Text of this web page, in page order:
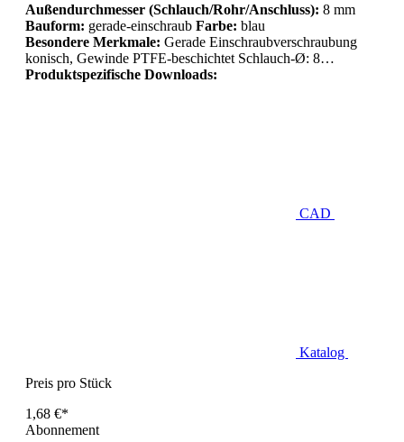
Außendurchmesser (Schlauch/Rohr/Anschluss): 8 mm
Bauform: gerade-einschraub Farbe: blau
Besondere Merkmale: Gerade Einschraubverschraubung
konisch, Gewinde PTFE-beschichtet Schlauch-Ø: 8…
Produktspezifische Downloads:
CAD
Katalog
Preis pro Stück
1,68 €*
Abonnement